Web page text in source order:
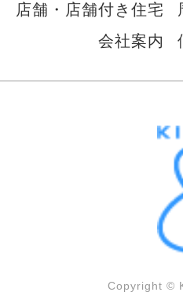
店舗・店舗付き住宅
会社案内
Copyright ©